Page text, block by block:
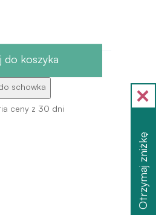
do koszyka
schowka
ceny z 30 dni
Otrzymaj zniżkę